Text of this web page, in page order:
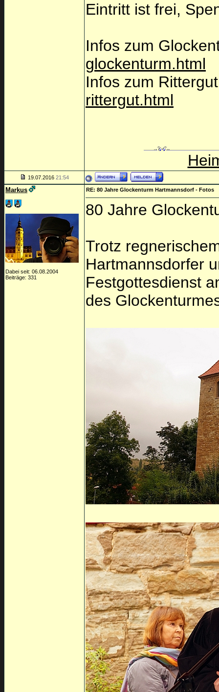
Eintritt ist frei,
Infos zum
glockenturm.html
Infos zum
rittergut.html
19.07.2016 21:54
Markus
Dabei seit: 06.08.2004
Beiträge: 331
RE: 80 Jahre Glockenturm Hartmannsdorf - Fotos
80 Jahre
Trotz
Hartmannsdorfer
Festgottesdienst
des